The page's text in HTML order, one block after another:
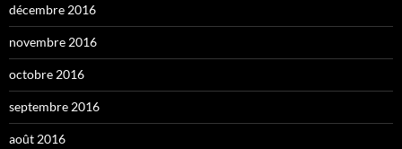
décembre 2016
novembre 2016
octobre 2016
septembre 2016
août 2016